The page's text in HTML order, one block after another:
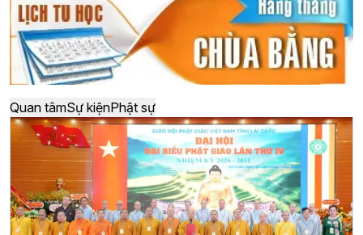
Quan tâmSự kiệnPhật sự